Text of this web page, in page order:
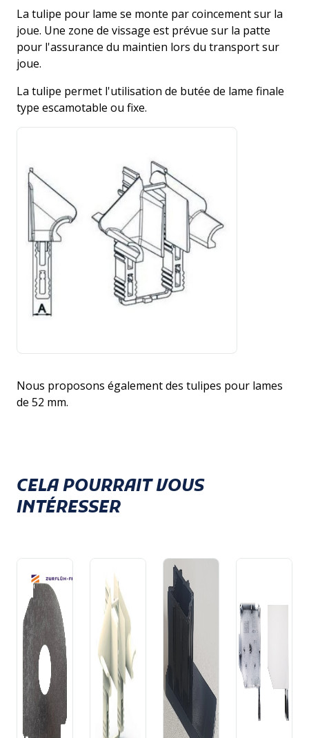
La tulipe pour lame se monte par coincement sur la
joue. Une zone de vissage est prévue sur la patte
pour l'assurance du maintien lors du transport sur
joue.
La tulipe permet l'utilisation de butée de lame finale
type escamotable ou fixe.
Nous proposons également des tulipes pour lames
de 52 mm.
CELA POURRAIT VOUS
INTÉRESSER